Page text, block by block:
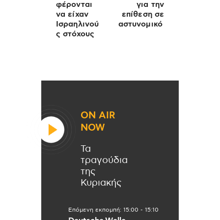
φέρονται
να είχαν
Ισραηλινού
ς στόχους
για την
επίθεση σε
αστυνομικό
ON AIR
NOW
Τα
τραγούδια
της
Κυριακής
Επόμενη εκπομπή: 15:00 - 15:10